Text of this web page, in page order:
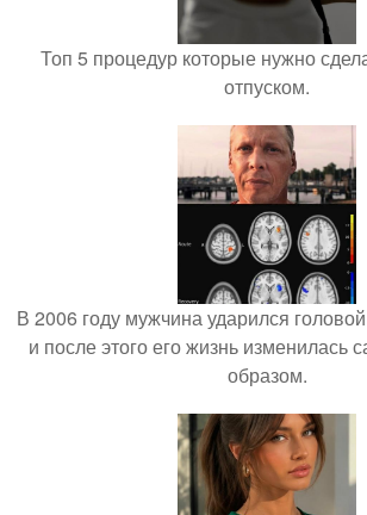
Топ 5 процедур которые нужно
отпуском.
В 2006 году мужчина ударился
и после этого его жизнь изменилась
образом.